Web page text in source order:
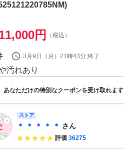
円 （税込）
3月9日（月）21時43分 終了
汚れあり
あなただけの特別なクーポンを受け取れます
ストア
＊ ＊ ＊ ＊ ＊ さん
評価 36275